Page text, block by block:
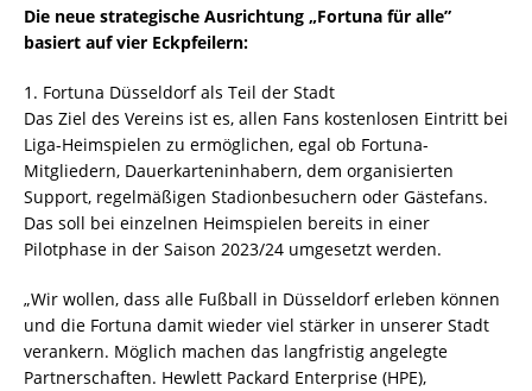
Die neue strategische Ausrichtung „Fortuna für alle”
basiert auf vier Eckpfeilern:
1. Fortuna Düsseldorf als Teil der Stadt
Das Ziel des Vereins ist es, allen Fans kostenlosen Eintritt bei
Liga-Heimspielen zu ermöglichen, egal ob Fortuna-
Mitgliedern, Dauerkarteninhabern, dem organisierten
Support, regelmäßigen Stadionbesuchern oder Gästefans.
Das soll bei einzelnen Heimspielen bereits in einer
Pilotphase in der Saison 2023/24 umgesetzt werden.
„Wir wollen, dass alle Fußball in Düsseldorf erleben können
und die Fortuna damit wieder viel stärker in unserer Stadt
verankern. Möglich machen das langfristig angelegte
Partnerschaften. Hewlett Packard Enterprise (HPE),